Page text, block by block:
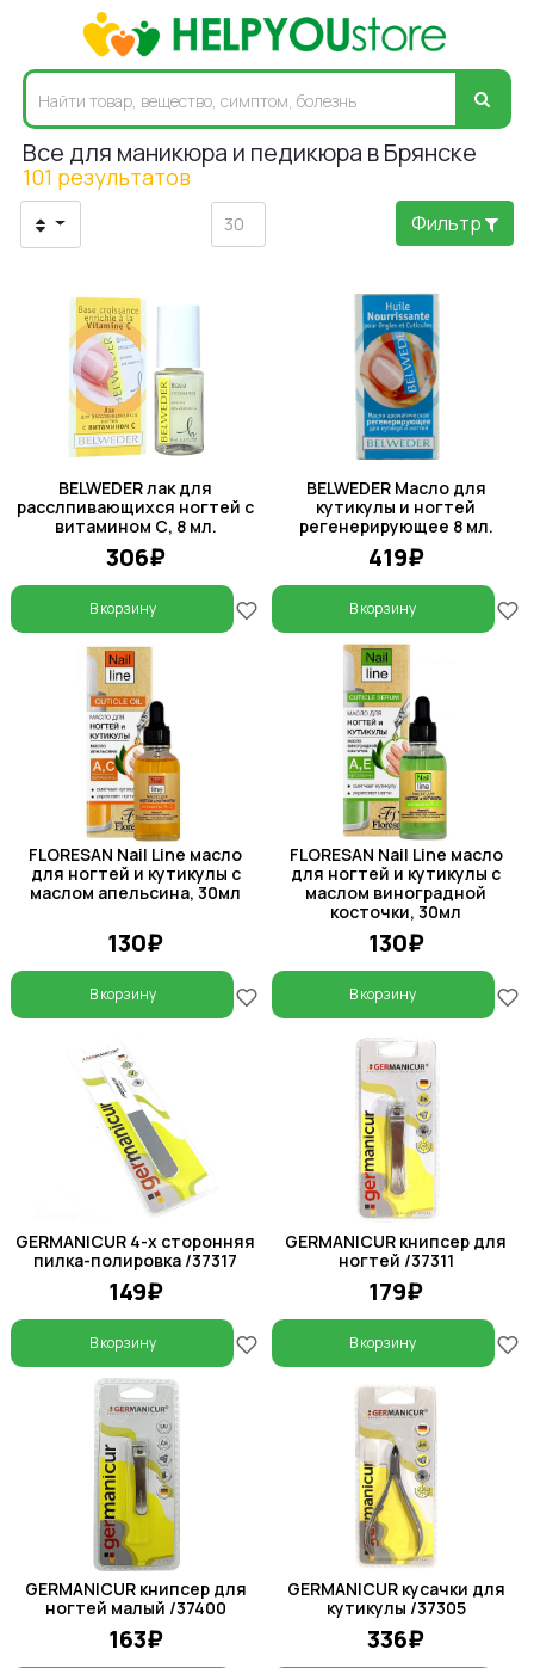
Все для маникюра и педикюра в Брянске
101 результатов
Фильтр
BELWEDER лак для
расслпивающихся ногтей с
витамином С, 8 мл.
306₽
В корзину
BELWEDER Масло для
кутикулы и ногтей
регенерирующее 8 мл.
419₽
В корзину
FLORESAN Nail Line масло
для ногтей и кутикулы с
маслом апельсина, 30мл
130₽
В корзину
FLORESAN Nail Line масло
для ногтей и кутикулы с
маслом виноградной
косточки, 30мл
130₽
В корзину
GERMANICUR 4-х сторонняя
пилка-полировка /37317
149₽
В корзину
GERMANICUR книпсер для
ногтей /37311
179₽
В корзину
GERMANICUR книпсер для
ногтей малый /37400
163₽
GERMANICUR кусачки для
кутикулы /37305
336₽